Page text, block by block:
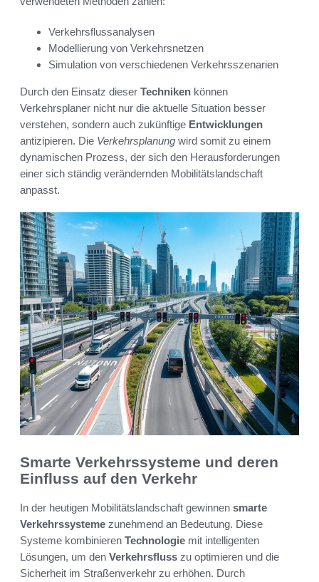
Verkehrsflussanalysen
Modellierung von Verkehrsnetzen
Simulation von verschiedenen Verkehrsszenarien
Durch den Einsatz dieser Techniken können
Verkehrsplaner nicht nur die aktuelle Situation besser
verstehen, sondern auch zukünftige Entwicklungen
antizipieren. Die Verkehrsplanung wird somit zu einem
dynamischen Prozess, der sich den Herausforderungen
einer sich ständig verändernden Mobilitätslandschaft
anpasst.
Smarte Verkehrssysteme und deren
Einfluss auf den Verkehr
In der heutigen Mobilitätslandschaft gewinnen smarte
Verkehrssysteme zunehmend an Bedeutung. Diese
Systeme kombinieren Technologie mit intelligenten
Lösungen, um den Verkehrsfluss zu optimieren und die
Sicherheit im Straßenverkehr zu erhöhen. Durch